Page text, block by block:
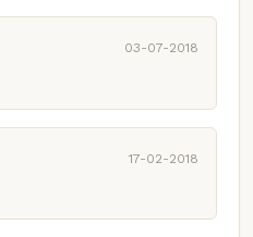
03-07-2018
17-02-2018